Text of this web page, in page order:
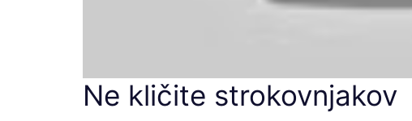
Ne kličite strokovnjakov